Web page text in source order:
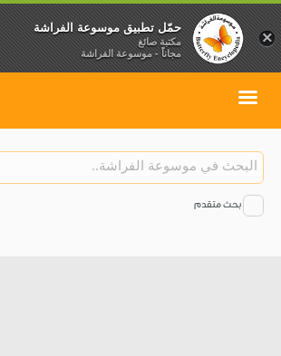
بحث متقدم
×
حمّل تطبيق موسوعة الفراشة
مكتبة صائغ
مجاناً - موسوعة الفراشة